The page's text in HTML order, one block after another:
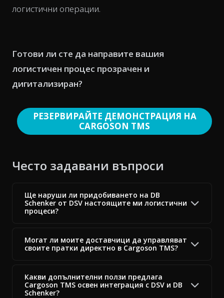
логистични операции.
Готови ли сте да направите вашия
логистичен процес прозрачен и
дигитализиран?
РЕЗЕРВИРАЙТЕ ДЕМОНСТРАЦИЯ НА
CARGOSON TMS
Често задавани въпроси
Ще наруши ли придобиването на DB
Schenker от DSV настоящите ми логистични
процеси?
Могат ли моите доставчици да управляват
своите пратки директно в Cargoson TMS?
Какви допълнителни ползи предлага
Cargoson TMS освен интеграция с DSV и DB
Schenker?